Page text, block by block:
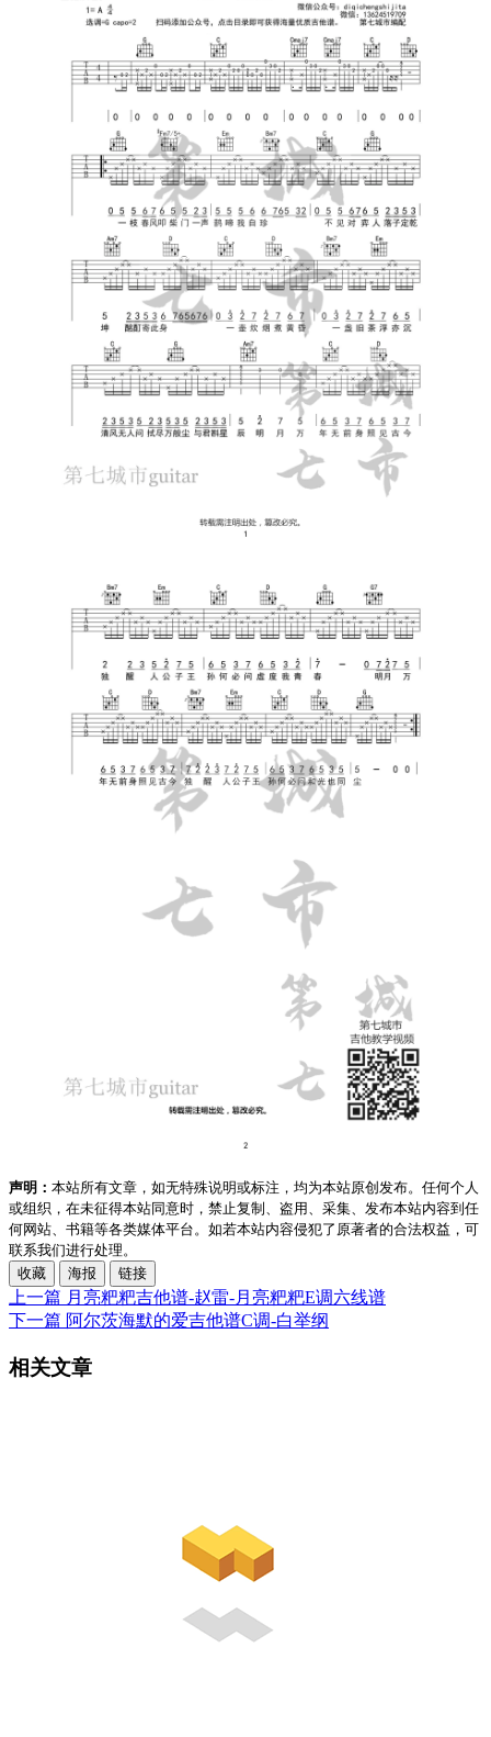
声明： 本站所有文章，如无特殊说明或标注，均为本站原创发布。任何个人
或组织，在未征得本站同意时，禁止复制、盗用、采集、发布本站内容到任
何网站、书籍等各类媒体平台。如若本站内容侵犯了原著者的合法权益，可
联系我们进行处理。
收藏
海报 链接
上一篇 月亮粑粑吉他谱-赵雷-月亮粑粑E调六线谱
下一篇 阿尔茨海默的爱吉他谱C调-白举纲
相关文章